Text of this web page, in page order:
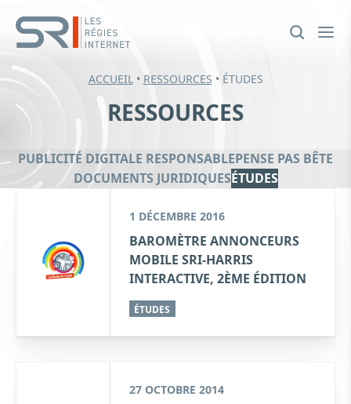
ACCUEIL• RESSOURCES • ÉTUDES
RESSOURCES
PUBLICITÉ DIGITALE RESPONSABLEPENSE PAS BÊTE
DOCUMENTS JURIDIQUESÉTUDES
1 DÉCEMBRE 2016
BAROMÈTRE ANNONCEURS
MOBILE SRI-HARRIS
INTERACTIVE, 2ÈME ÉDITION
ÉTUDES
27 OCTOBRE 2014